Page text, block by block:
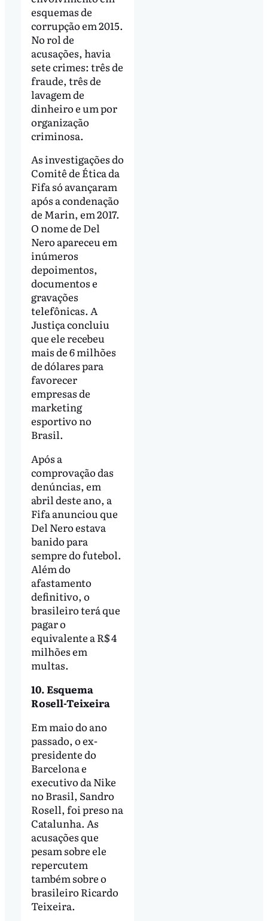
esquemas de
corrupção em 2015.
No rol de
acusações, havia
sete crimes: três de
fraude, três de
lavagem de
dinheiro e um por
organização
criminosa.
As investigações do
Comitê de Ética da
Fifa só avançaram
após a condenação
de Marin, em 2017.
O nome de Del
Nero apareceu em
inúmeros
depoimentos,
documentos e
gravações
telefônicas. A
Justiça concluiu
que ele recebeu
mais de 6 milhões
de dólares para
favorecer
empresas de
marketing
esportivo no
Brasil.
Após a
comprovação das
denúncias, em
abril deste ano, a
Fifa anunciou que
Del Nero estava
banido para
sempre do futebol.
Além do
afastamento
definitivo, o
brasileiro terá que
pagar o
equivalente a R$ 4
milhões em
multas.
10. Esquema
Rosell-Teixeira
Em maio do ano
passado, o ex-
presidente do
Barcelona e
executivo da Nike
no Brasil, Sandro
Rosell, foi preso na
Catalunha. As
acusações que
pesam sobre ele
repercutem
também sobre o
brasileiro Ricardo
Teixeira.